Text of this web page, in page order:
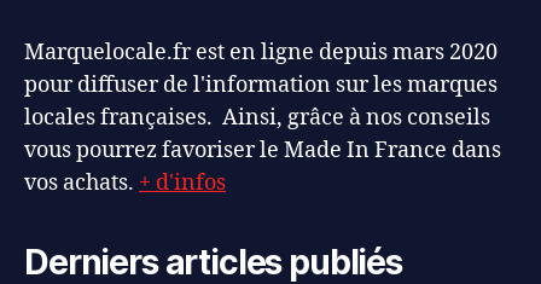
Marquelocale.fr est en ligne depuis mars 2020
pour diffuser de l'information sur les marques
locales françaises. Ainsi, grâce à nos conseils
vous pourrez favoriser le Made In France dans
vos achats. + d'infos
Derniers articles publiés